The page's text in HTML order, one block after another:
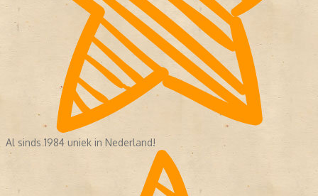
Al sinds 1984 uniek in Nederland!